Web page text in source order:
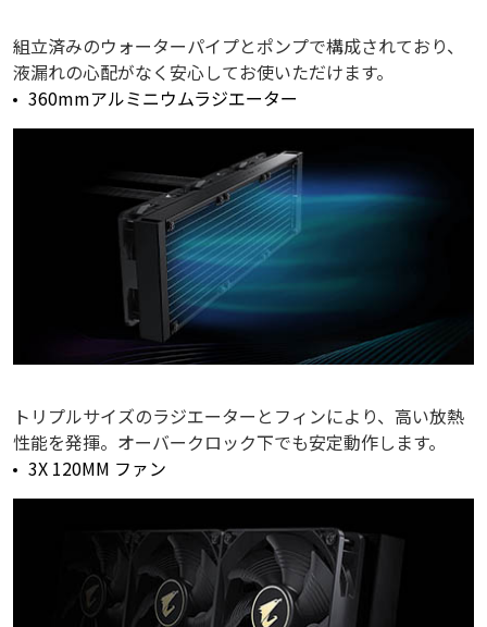
組立済みのウォーターパイプとポンプで構成されており、
液漏れの心配がなく安心してお使いただけます。
360mmアルミニウムラジエーター
トリプルサイズのラジエーターとフィンにより、高い放熱
性能を発揮。オーバークロック下でも安定動作します。
3X 120MM ファン